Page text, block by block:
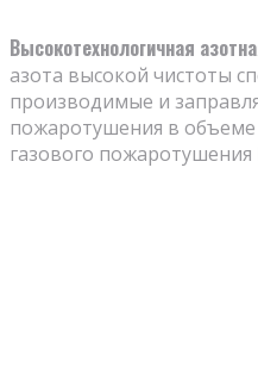
Высокотехнологичная
азота высокой чистоты
производимые и
пожаротушения в объеме
газового пожаротушения